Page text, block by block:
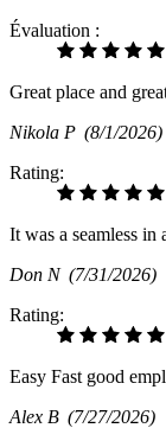
Évaluation :
Great place and
Nikola P (8/1/2026)
Rating:
It was a seamless
Don N (7/31/2026)
Rating:
Easy Fast good
Alex B (7/27/2026)